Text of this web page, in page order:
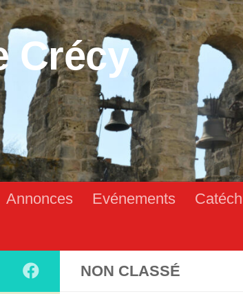
Crécy
Annonces Evénements
NON CLASSÉ